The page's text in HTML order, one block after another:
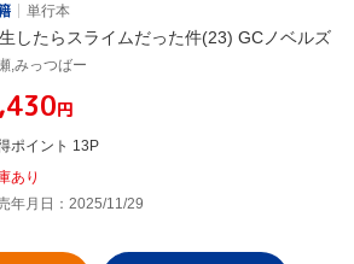
単行本
したらスライムだった件(23) GCノベルズ
,みっつばー
円
ポイント 13P
あり
年月日：2025/11/29